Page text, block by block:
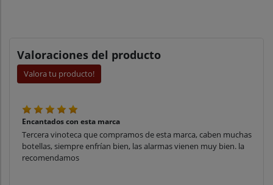
Valoraciones del producto
Valora tu producto!
Encantados con esta marca
Tercera vinoteca que compramos de esta marca, caben muchas
botellas, siempre enfrían bien, las alarmas vienen muy bien. la
recomendamos